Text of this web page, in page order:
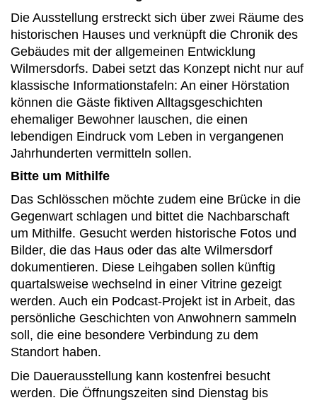
Die Ausstellung erstreckt sich über zwei Räume des
historischen Hauses und verknüpft die Chronik des
Gebäudes mit der allgemeinen Entwicklung
Wilmersdorfs. Dabei setzt das Konzept nicht nur auf
klassische Informationstafeln: An einer Hörstation
können die Gäste fiktiven Alltagsgeschichten
ehemaliger Bewohner lauschen, die einen
lebendigen Eindruck vom Leben in vergangenen
Jahrhunderten vermitteln sollen.
Bitte um Mithilfe
Das Schlösschen möchte zudem eine Brücke in die
Gegenwart schlagen und bittet die Nachbarschaft
um Mithilfe. Gesucht werden historische Fotos und
Bilder, die das Haus oder das alte Wilmersdorf
dokumentieren. Diese Leihgaben sollen künftig
quartalsweise wechselnd in einer Vitrine gezeigt
werden. Auch ein Podcast-Projekt ist in Arbeit, das
persönliche Geschichten von Anwohnern sammeln
soll, die eine besondere Verbindung zu dem
Standort haben.
Die Dauerausstellung kann kostenfrei besucht
werden. Die Öffnungszeiten sind Dienstag bis